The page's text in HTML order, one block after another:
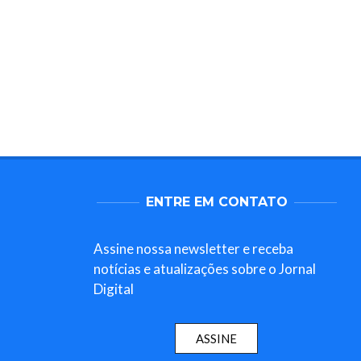
ENTRE EM CONTATO
Assine nossa newsletter e receba
notícias e atualizações sobre o Jornal
Digital
ASSINE